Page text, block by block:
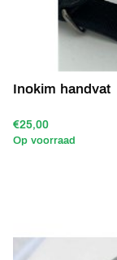
Inokim handvat
€25,00
Op voorraad